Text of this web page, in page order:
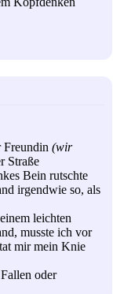
Freundin (wir
Straße
Bein rutschte
irgendwie so, als
leichten
musste ich vor
mir mein Knie
oder